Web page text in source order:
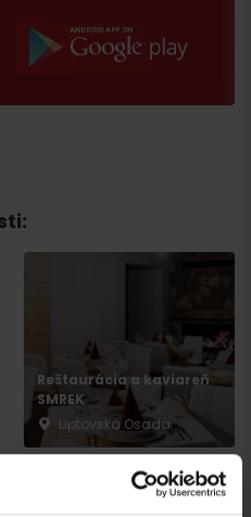
Reštaurácia a kaviareň
SMREK
Liptovská Osada